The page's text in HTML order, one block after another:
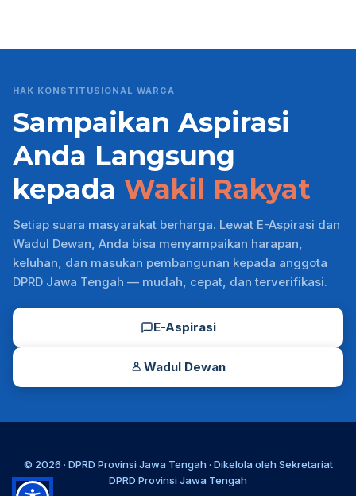
HAK KONSTITUSIONAL WARGA
Sampaikan Aspirasi
Anda Langsung
kepada Wakil Rakyat
Setiap suara masyarakat berharga. Lewat E-Aspirasi dan
Wadul Dewan, Anda bisa menyampaikan harapan,
keluhan, dan masukan pembangunan kepada anggota
DPRD Jawa Tengah — mudah, cepat, dan terverifikasi.
E-Aspirasi
Wadul Dewan
© 2026 · DPRD Provinsi Jawa Tengah · Dikelola oleh Sekretariat
DPRD Provinsi Jawa Tengah